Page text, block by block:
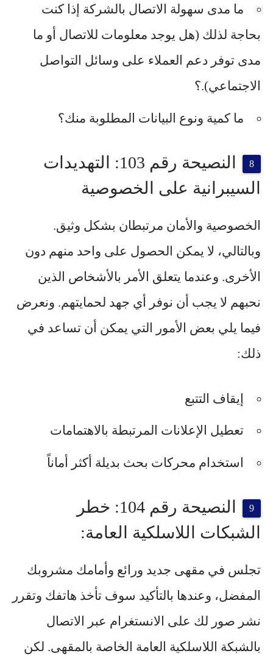
ما مدى سهولة الاتصال بالشركة إذا كنت
بحاجة لذلك (هل يوجد معلومات للاتصال أو ما
مدى توفر دعم العملاء على وسائل التواصل
الاجتماعي).؟
ما كمية ونوع البيانات المطلوبة منك؟
النصيحة رقم 103: التهديدات
السيبرانية على الخصوصية
الخصوصية والأمان مرتبطان بشكل وثيق.
وبالتالي، لا يمكن الحصول على واحد منهم دون
الأخرى. وعندما يتعلق الأمر بالأشخاص الذين
نحبهم لا يجب أن نوفر أي جهد لحمايتهم. ونعرض
فيما يلي بعض الأمور التي يمكن أن تساعد في
ذلك:
إيقاف التتبع
تعطيل الإعلانات المرتبطة بالاهتمامات
استخدام محركات بحث بديلة أكثر أماناً
النصيحة رقم 104: خطر
الشبكات اللاسلكية العامة:
تجلس في مقهى جديد ورائع وأمامك مشروبك
المفضل، وعندها بالتأكيد سوف تأخذ هاتفك وتقرر
نشر صور لك على الانستغرام عبر الاتصال
بالشبكة اللاسلكية العامة الخاصة بالمقهى. لكن